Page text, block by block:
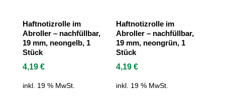
Haftnotizrolle im
Abroller – nachfüllbar,
19 mm, neongelb, 1
Stück
4,19 €
inkl. 19 % MwSt.
Haftnotizrolle im
Abroller – nachfüllbar,
19 mm, neongrün, 1
Stück
4,19€
inkl. 19 % MwSt.